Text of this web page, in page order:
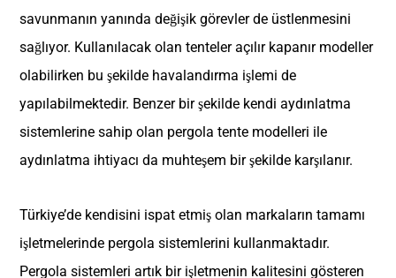
savunmanın yanında değişik görevler de üstlenmesini
sağlıyor. Kullanılacak olan tenteler açılır kapanır modeller
olabilirken bu şekilde havalandırma işlemi de
yapılabilmektedir. Benzer bir şekilde kendi aydınlatma
sistemlerine sahip olan pergola tente modelleri ile
aydınlatma ihtiyacı da muhteşem bir şekilde karşılanır.
Türkiye’de kendisini ispat etmiş olan markaların tamamı
işletmelerinde pergola sistemlerini kullanmaktadır.
Pergola sistemleri artık bir işletmenin kalitesini gösteren